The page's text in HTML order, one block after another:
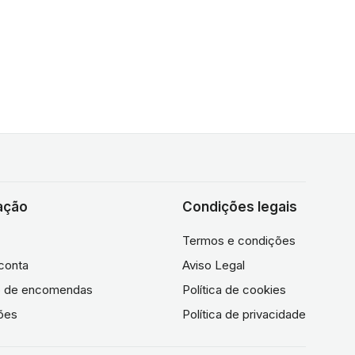
de encomendas
Condições legais
Termos e condições
Aviso Legal
Política de cookies
Política de privacidade